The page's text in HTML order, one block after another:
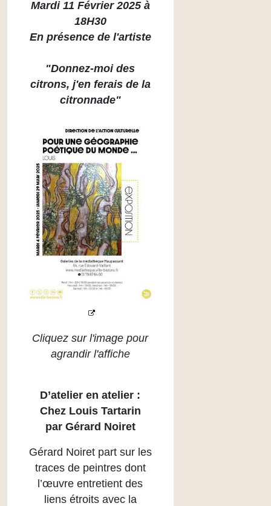
Mardi 11 Février 2025 à
18H30
En présence de l'artiste
"Donnez-moi des
citrons, j'en ferais de la
citronnade"
Cliquez sur l'image pour
agrandir l'affiche
D’atelier en atelier :
Chez Louis Tartarin
par Gérard Noiret
Gérard Noiret part sur les
traces de peintres dont
l’œuvre entretient des
liens étroits avec la